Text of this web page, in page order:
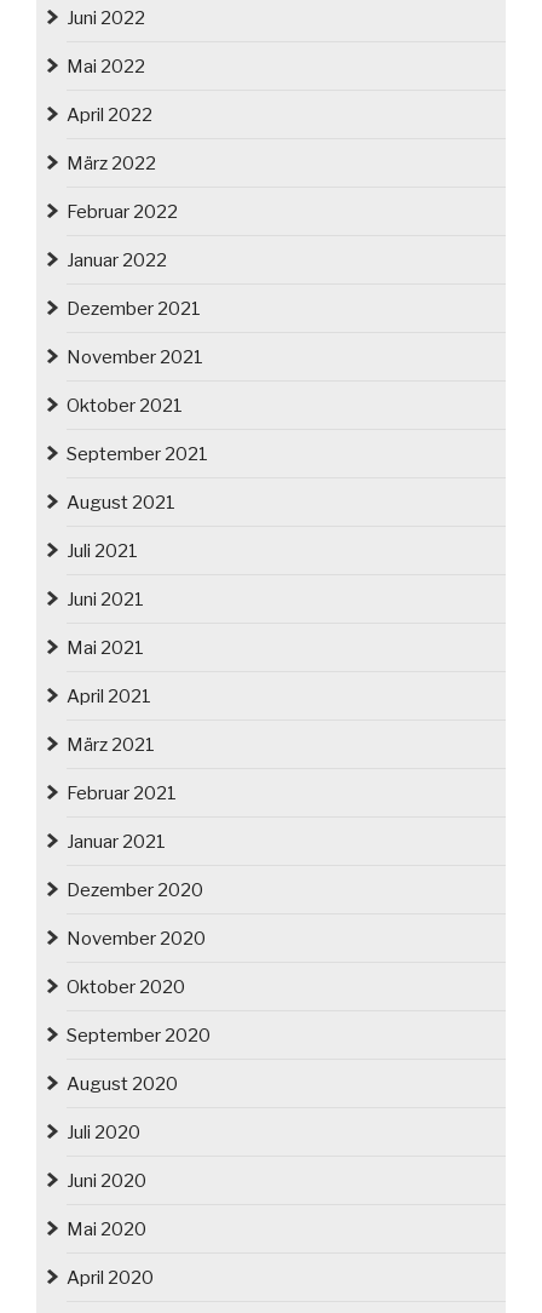
Juni 2022
Mai 2022
April 2022
März 2022
Februar 2022
Januar 2022
Dezember 2021
November 2021
Oktober 2021
September 2021
August 2021
Juli 2021
Juni 2021
Mai 2021
April 2021
März 2021
Februar 2021
Januar 2021
Dezember 2020
November 2020
Oktober 2020
September 2020
August 2020
Juli 2020
Juni 2020
Mai 2020
April 2020